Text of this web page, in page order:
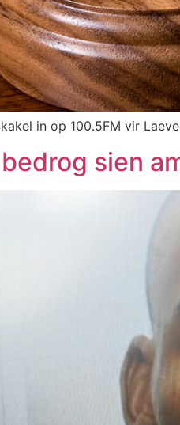
in op 100.5FM vir
sien